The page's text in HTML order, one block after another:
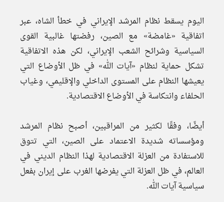
اليوم يسقط نظام المرشد الإيراني في خطأ الشاه، عبر
اتفاقية «غامضة» مع الصين، رفضتها غالبية القوى
السياسية وشرائح الشعب الإيراني، لكن هذه الاتفاقية
تشكل حماية لنظام «آيات الله» في ظل الأوضاع التي
يعيشها النظام على المستوى الداخلي والإقليمي، وغياب
الحلفاء وانتكاسة في الأوضاع الاقتصادية.
أيضًا، وفقًا لكثير من المراقبين، أصبح نظام المرشد
ومؤسساته شديدة الاعتماد على الصين، التي تتوق
للاستفادة من العزلة الاقتصادية لهذا النظام الديني في
العالم، في ظل العزلة التي يفرضها الغرب على إيران بفعل
سياسية آيات الله.